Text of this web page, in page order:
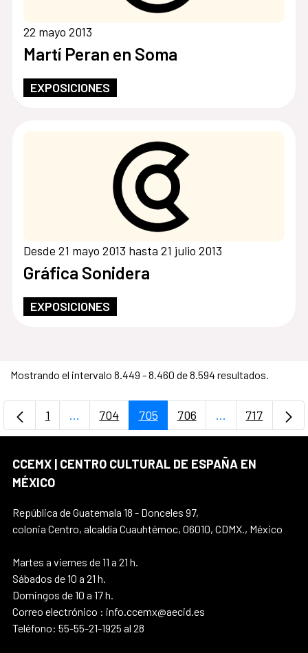
22 mayo 2013
Martí Peran en Soma
EXPOSICIONES
Desde 21 mayo 2013 hasta 21 julio 2013
Gráfica Sonidera
EXPOSICIONES
Mostrando el intervalo 8.449 - 8.460 de 8.594 resultados.
Página
1 ...Páginas intermedias Use TAB para
Página
704 Página
705 Página
706 ...PáginasPágina
717
CCEMX | CENTRO CULTURAL DE ESPAÑA EN
MÉXICO
República de Guatemala 18 - Donceles 97,
colonia Centro, alcaldía Cuauhtémoc, 06010, CDMX., México
Martes a viernes de 11 a 21 h.
Sábados de 10 a 21 h.
Domingos de 10 a 17 h.
Correo electrónico : info.ccemx@aecid.es
Teléfono: 55-55-21-1925 al 28